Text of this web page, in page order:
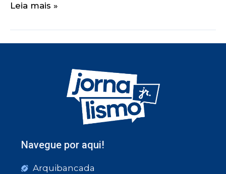
Leia mais »
Navegue por aqui!
Arquibancada